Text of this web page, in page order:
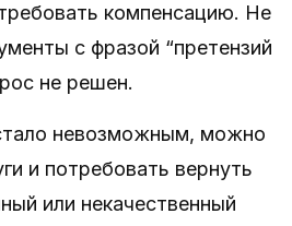
компенсацию. Не
с фразой “претензий
не решен.
невозможным, можно
и потребовать вернуть
или некачественный